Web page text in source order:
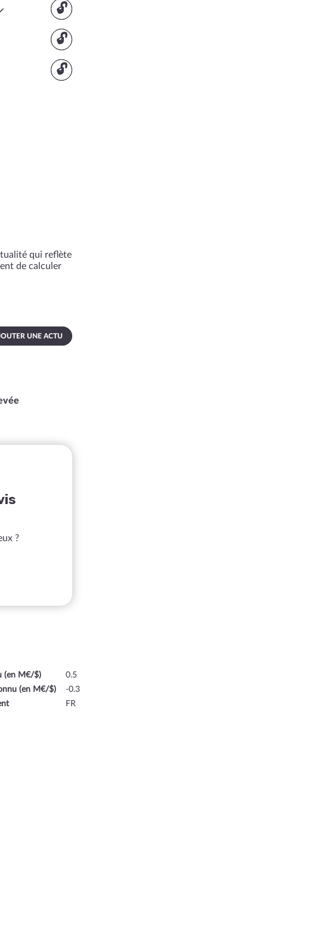
🔓
🔓
🔓
qui reflète
de calculer
UNE ACTU
?
(en M€/$)
0.5
(en M€/$)
-0.3
FR